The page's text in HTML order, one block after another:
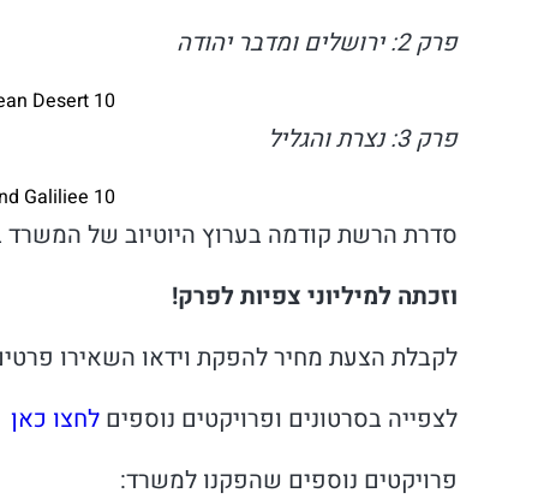
פרק 2: ירושלים ומדבר יהודה
10 Must Sees in the HolyLand- Jerusalem and Judean Desert
פרק 3: נצרת והגליל
10 Must sees in the HolyLand- Nazareth and Galiliee
סדרת הרשת קודמה בערוץ היוטיוב של המשרד
וזכתה למיליוני צפיות לפרק!
לקבלת הצעת מחיר להפקת וידאו השאירו
לצפייה בסרטונים ופרויקטים נוספיםלחצו כאן
פרויקטים נוספים שהפקנו למשרד: